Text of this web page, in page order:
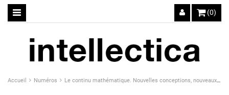
(0)
Accueil Numéros Le continu mathématique. Nouvelles conceptions, nouveaux enjeux